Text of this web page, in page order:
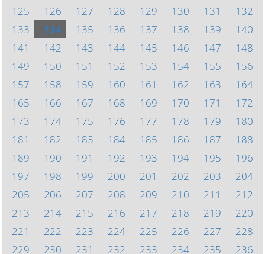
125
126 127 128 129 130 131
132
133
134 135 136 137 138 139
140
141
142 143 144 145 146 147
148
149
150 151 152 153 154 155
156
157
158 159 160 161 162 163
164
165
166 167 168 169 170 171
172
173
174 175 176 177 178 179
180
181
182 183 184 185 186 187
188
189
190 191 192 193 194 195
196
197
198 199 200 201 202 203
204
205
206 207 208 209 210 211
212
213
214 215 216 217 218 219
220
221
222 223 224 225 226 227
228
229
230 231 232 233 234 235
236